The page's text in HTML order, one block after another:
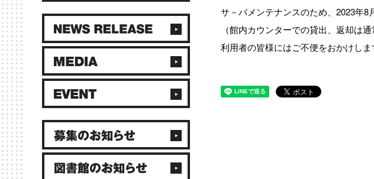
サ－バメンテナンスのため、2023年8
（館内カウンターでの貸出、返却は
利用者の皆様にはご不便をおかけしま
募集のお知らせ
図書館のお知らせ